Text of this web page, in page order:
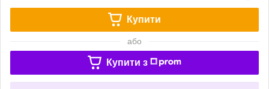
Купити
або
Купити з